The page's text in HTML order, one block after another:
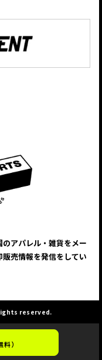
料）
アパレル・雑貨をメー
売情報を発信をしてい
reserved.